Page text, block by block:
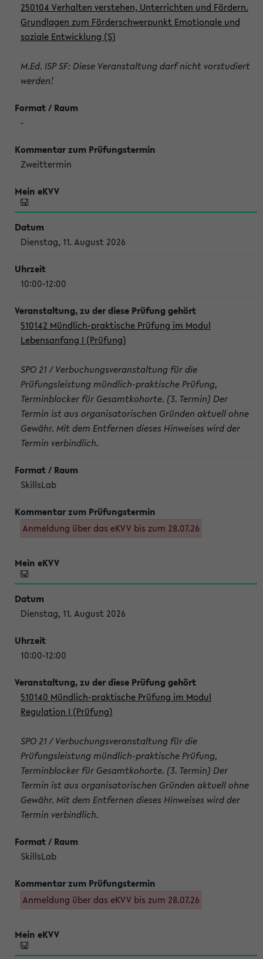
250104 Verhalten verstehen, Unterrichten und Fördern.
Grundlagen zum Förderschwerpunkt Emotionale und
soziale Entwicklung (S)
M.Ed. ISP SF: Diese Veranstaltung darf nicht vorstudiert
werden!
-
Zweittermin
Dienstag, 11. August 2026
10:00-12:00
510142 Mündlich-praktische Prüfung im Modul
Lebensanfang I (Prüfung)
SPO 21 / Verbuchungsveranstaltung für die
Prüfungsleistung mündlich-praktische Prüfung,
Terminblocker für Gesamtkohorte. (3. Termin) Der
Termin ist aus organisatorischen Gründen aktuell ohne
Gewähr. Mit dem Entfernen dieses Hinweises wird der
Termin verbindlich.
SkillsLab
Anmeldung über das eKVV bis zum 28.07.26
Dienstag, 11. August 2026
10:00-12:00
510140 Mündlich-praktische Prüfung im Modul
Regulation I (Prüfung)
SPO 21 / Verbuchungsveranstaltung für die
Prüfungsleistung mündlich-praktische Prüfung,
Terminblocker für Gesamtkohorte. (3. Termin) Der
Termin ist aus organisatorischen Gründen aktuell ohne
Gewähr. Mit dem Entfernen dieses Hinweises wird der
Termin verbindlich.
SkillsLab
Anmeldung über das eKVV bis zum 28.07.26